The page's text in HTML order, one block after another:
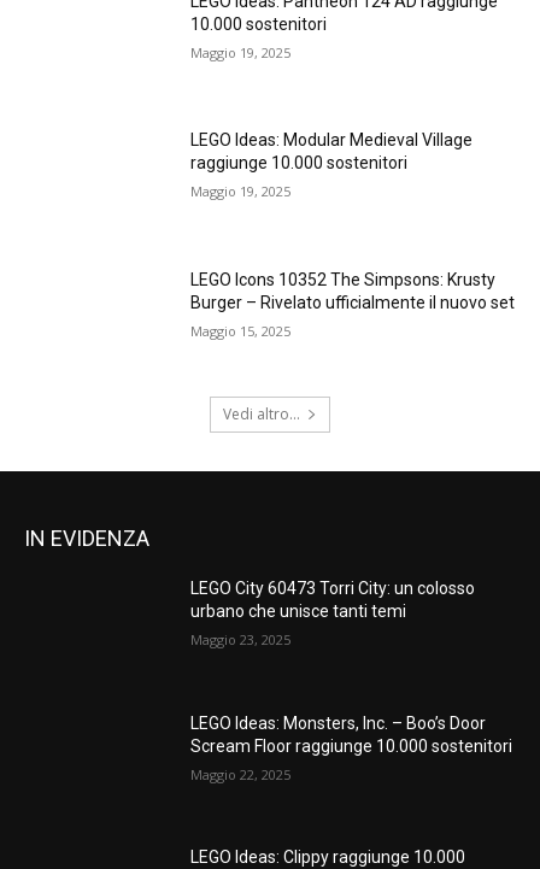
10.000 sostenitori
Maggio 19, 2025
LEGO Ideas: Modular Medieval Village
raggiunge 10.000 sostenitori
Maggio 19, 2025
LEGO Icons 10352 The Simpsons: Krusty
Burger – Rivelato ufficialmente il nuovo set
Maggio 15, 2025
Vedi altro...
IN EVIDENZA
LEGO City 60473 Torri City: un colosso
urbano che unisce tanti temi
Maggio 23, 2025
LEGO Ideas: Monsters, Inc. – Boo’s Door
Scream Floor raggiunge 10.000 sostenitori
Maggio 22, 2025
LEGO Ideas: Clippy raggiunge 10.000